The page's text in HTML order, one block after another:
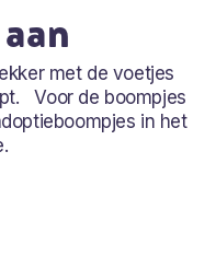
met de voetjes
Voor de boompjes
in het